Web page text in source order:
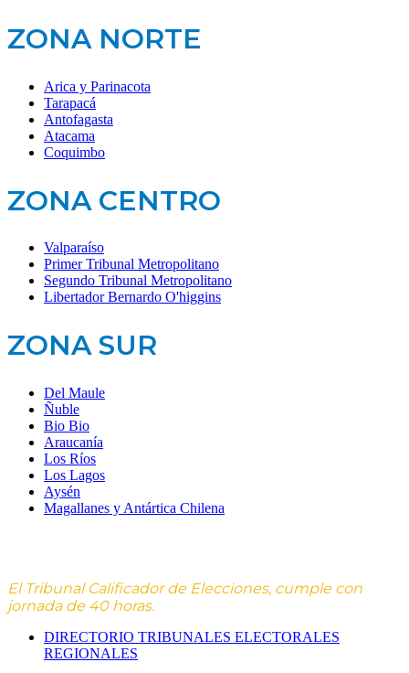
ZONA NORTE
Arica y Parinacota
Tarapacá
Antofagasta
Atacama
Coquimbo
ZONA CENTRO
Valparaíso
Primer Tribunal Metropolitano
Segundo Tribunal Metropolitano
Libertador Bernardo O'higgins
ZONA SUR
Del Maule
Ñuble
Bio Bio
Araucanía
Los Ríos
Los Lagos
Aysén
Magallanes y Antártica Chilena
El Tribunal Calificador de Elecciones, cumple con
jornada de 40 horas.
DIRECTORIO TRIBUNALES ELECTORALES
REGIONALES